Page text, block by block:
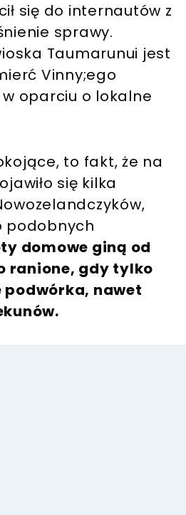
się do internautów z
sprawy.
Taumarunui jest
Vinny;ego
w oparciu o lokalne
to fakt, że na
się kilka
podobnych
domowe giną od
ranione, gdy tylko
podwórka, nawet